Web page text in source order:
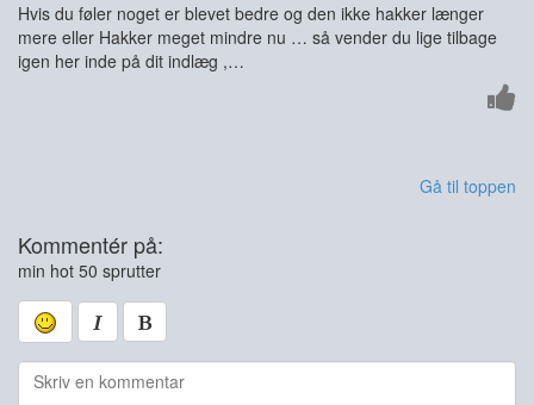
Hvis du føler noget er blevet bedre og den ikke hakker længer
mere eller Hakker meget mindre nu … så vender du lige tilbage
igen her inde på dit indlæg ,…
Gå til toppen
Kommentér på:
min hot 50 sprutter